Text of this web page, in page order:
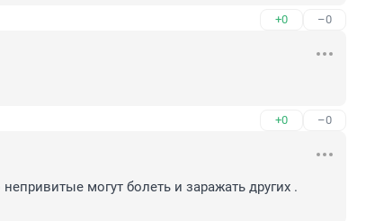
+0 –0
+0 –0
могут болеть и заражать других .